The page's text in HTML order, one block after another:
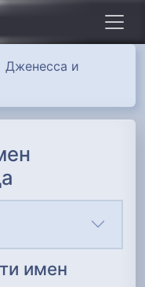
Дженесса и
имен